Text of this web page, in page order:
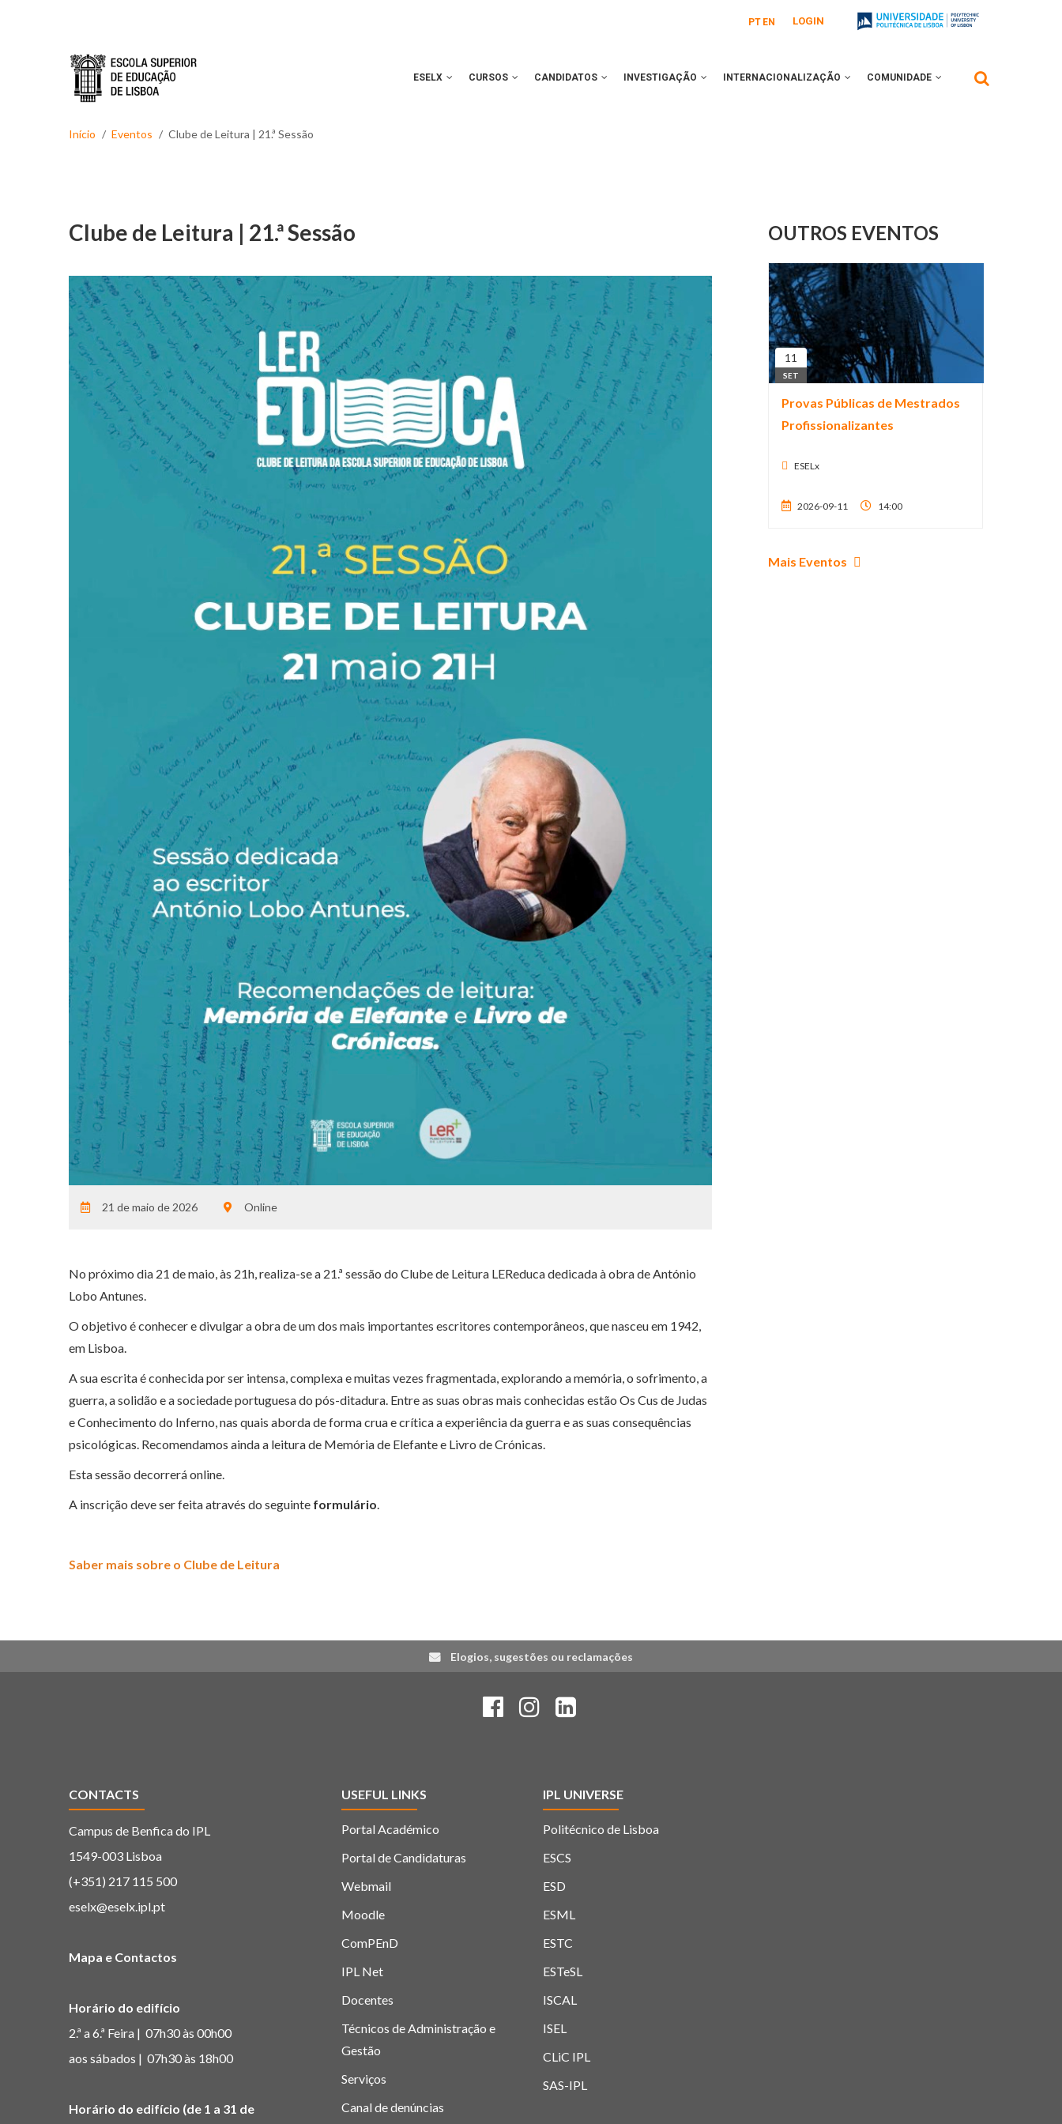
PT EN LOGIN
ESELX CURSOS CANDIDATOS INVESTIGAÇÃO INTERNACIONALIZAÇÃO COMUNIDADE
Início Eventos Clube de Leitura | 21.ª Sessão
Clube de Leitura | 21.ª Sessão
21 de maio de 2026 Online
No próximo dia 21 de maio, às 21h, realiza-se a 21.ª sessão do Clube de Leitura LEReduca dedicada à obra de António
Lobo Antunes.
O objetivo é conhecer e divulgar a obra de um dos mais importantes escritores contemporâneos, que nasceu em 1942,
em Lisboa.
A sua escrita é conhecida por ser intensa, complexa e muitas vezes fragmentada, explorando a memória, o sofrimento, a
guerra, a solidão e a sociedade portuguesa do pós-ditadura. Entre as suas obras mais conhecidas estão Os Cus de Judas
e Conhecimento do Inferno, nas quais aborda de forma crua e crítica a experiência da guerra e as suas consequências
psicológicas. Recomendamos ainda a leitura de Memória de Elefante e Livro de Crónicas.
Esta sessão decorrerá online.
A inscrição deve ser feita através do seguinte formulário.
Saber mais sobre o Clube de Leitura
OUTROS EVENTOS
11
SET
Provas Públicas de Mestrados
Profissionalizantes
ESELx
2026-09-11 14:00
Mais Eventos
Elogios, sugestões ou reclamações
CONTACTS
Campus de Benfica do IPL
1549-003 Lisboa
(+351) 217 115 500
eselx@eselx.ipl.pt
Mapa e Contactos
Horário do edifício
2.ª a 6.ª Feira | 07h30 às 00h00
aos sábados | 07h30 às 18h00
Horário do edifício (de 1 a 31 de
USEFUL LINKS
Portal Académico
Portal de Candidaturas
Webmail
Moodle
ComPEnD
IPL Net
Docentes
Técnicos de Administração e
Gestão
Serviços
Canal de denúncias
IPL UNIVERSE
Politécnico de Lisboa
ESCS
ESD
ESML
ESTC
ESTeSL
ISCAL
ISEL
CLiC IPL
SAS-IPL